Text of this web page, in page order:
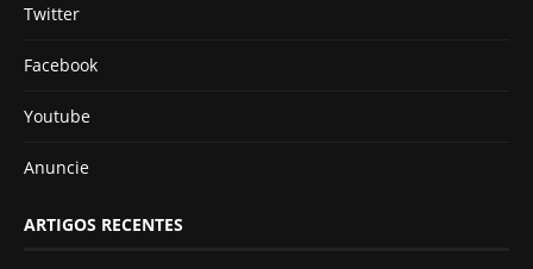
Twitter
Facebook
Youtube
Anuncie
ARTIGOS RECENTES